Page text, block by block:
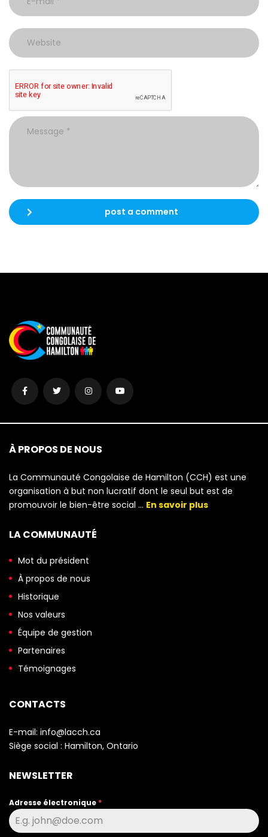
post a comment
À PROPOS DE NOUS
La Communauté Congolaise de Hamilton (CCH) est une
organisation à but non lucratif dont le seul but est de
promouvoir le bien-être social … En savoir plus
LA COMMUNAUTÉ
Mot du président
À propos de nous
Historique
Nos valeurs
Équipe de gestion
Partenaires
Témoignages
CONTACTS
E-mail: info@lacch.ca
Siège social : Hamilton, Ontario
NEWSLETTER
Adresse électronique *